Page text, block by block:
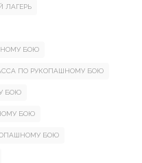
ЛАГЕРЬ
БОЮ
ПО РУКОПАШНОМУ БОЮ
БОЮ
БОЮ
БОЮ